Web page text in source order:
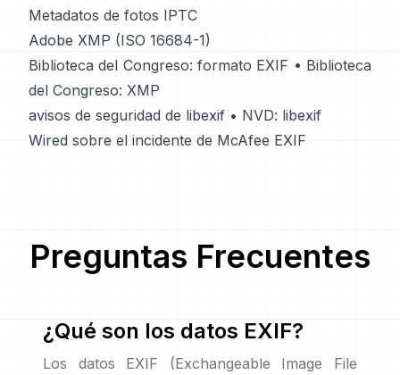
Metadatos de fotos IPTC
Adobe XMP (ISO 16684-1)
Biblioteca del Congreso: formato EXIF • Biblioteca
del Congreso: XMP
avisos de seguridad de libexif • NVD: libexif
Wired sobre el incidente de McAfee EXIF
Preguntas Frecuentes
¿Qué son los datos EXIF?
Los datos EXIF (Exchangeable Image File